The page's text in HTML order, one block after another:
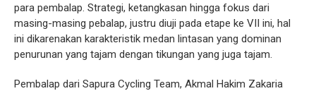
para pembalap. Strategi, ketangkasan hingga fokus dari
masing-masing pebalap, justru diuji pada etape ke VII ini, hal
ini dikarenakan karakteristik medan lintasan yang dominan
penurunan yang tajam dengan tikungan yang juga tajam.
Pembalap dari Sapura Cycling Team, Akmal Hakim Zakaria